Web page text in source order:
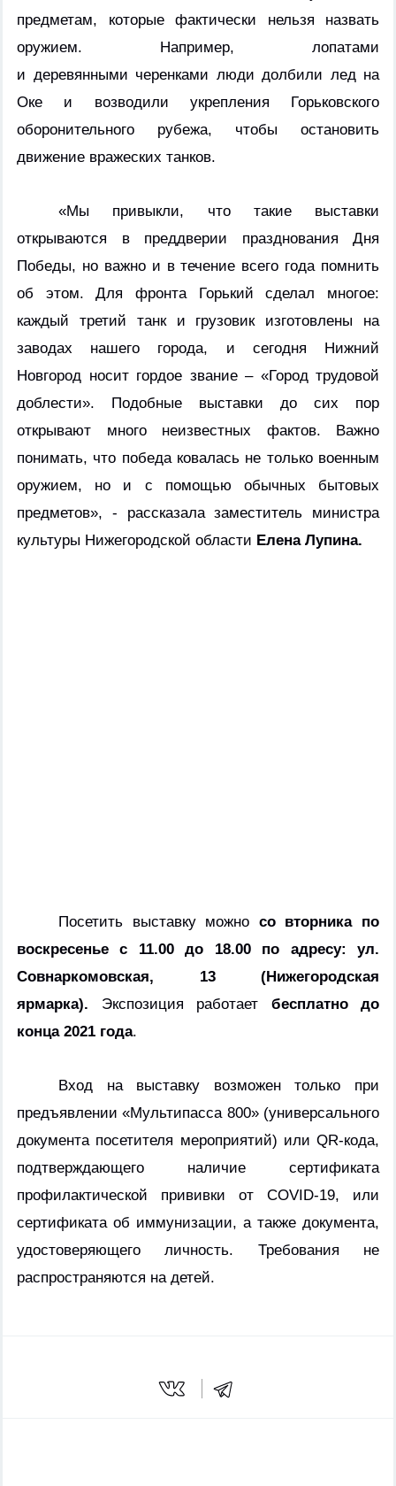
предметам, которые фактически нельзя назвать
оружием. Например, лопатами
и деревянными черенками люди долбили лед на
Оке и возводили укрепления Горьковского
оборонительного рубежа, чтобы остановить
движение вражеских танков.
«Мы привыкли, что такие выставки
открываются в преддверии празднования Дня
Победы, но важно и в течение всего года помнить
об этом. Для фронта Горький сделал многое:
каждый третий танк и грузовик изготовлены на
заводах нашего города, и сегодня Нижний
Новгород носит гордое звание – «Город трудовой
доблести». Подобные выставки до сих пор
открывают много неизвестных фактов. Важно
понимать, что победа ковалась не только военным
оружием, но и с помощью обычных бытовых
предметов», - рассказала заместитель министра
культуры Нижегородской области Елена Лупина.
Посетить выставку можно со вторника по
воскресенье с 11.00 до 18.00 по адресу: ул.
Совнаркомовская, 13 (Нижегородская
ярмарка). Экспозиция работает бесплатно
до
конца 2021 года.
Вход на выставку возможен только при
предъявлении «Мультипасса 800» (универсального
документа посетителя мероприятий) или QR-кода,
подтверждающего наличие сертификата
профилактической прививки от COVID-19, или
сертификата об иммунизации, а также документа,
удостоверяющего личность. Требования не
распространяются на детей.